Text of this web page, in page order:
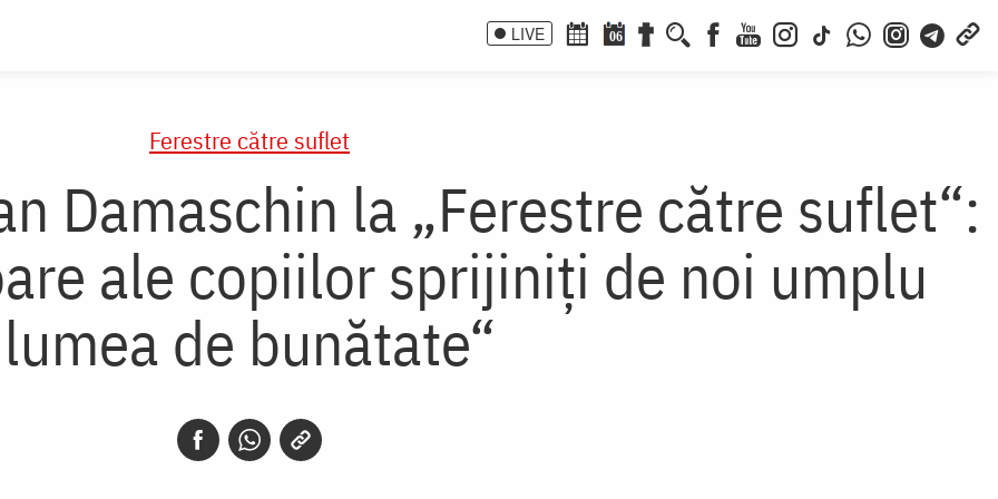
LIVE 06
Ferestre către suflet
Damaschin la „Ferestre către suflet“:
ale copiilor sprijiniţi de noi umplu
lumea de bunătate“